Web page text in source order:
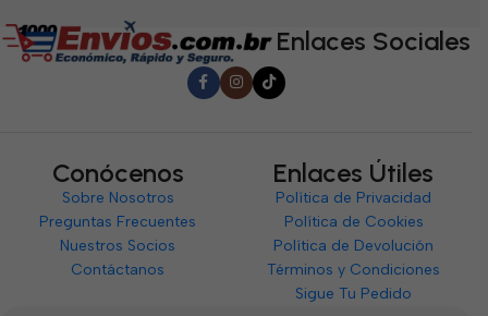
Enlaces Sociales
Conócenos
Sobre Nosotros
Preguntas Frecuentes
Nuestros Socios
Contáctanos
Enlaces Útiles
Política de Privacidad
Política de Cookies
Política de Devolución
Términos y Condiciones
Sigue Tu Pedido